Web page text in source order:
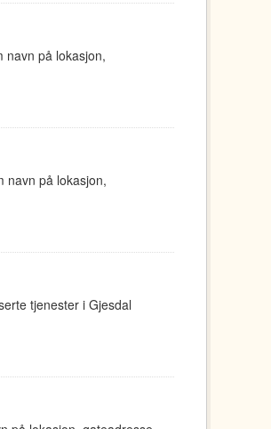
navn på lokasjon,
navn på lokasjon,
tjenester i Gjesdal